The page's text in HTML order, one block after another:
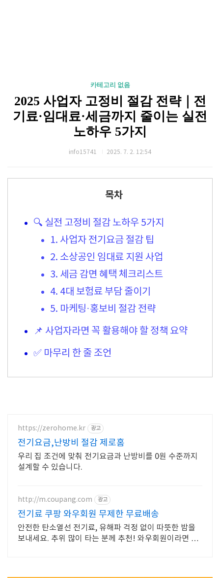
카테고리 없음
2025 사업자 고정비 절감 전략｜전
기료·임대료·세금까지 줄이는 실전
노하우 5가지
info15741 2025. 7. 2. 12:54
목차
🔍 실전 고정비 절감 노하우 5가지
1. 사업자 전기요금 절감 팁
2. 소상공인 임대료 지원 사업
3. 세금 감면 혜택 체크리스트
4. 4대 보험료 부담 줄이기
5. 마케팅·홍보비 절감 전략
📌 사업자라면 꼭 활용해야 할 정책 요약
✅ 마무리 한 줄 조언
https://zerohome.kr 광고
전기요금,난방비 절감 제로홈
우리 집 조건에 맞춰 전기요금과 난방비를 0원 수준까지
설계할 수 있습니다.
http://m.coupang.com 광고
전기료 쿠팡 와우회원 무제한 무료배송
안전한 탄소열선 전기료, 유해파 걱정 없이 따뜻한 밤을
보내세요. 추위 많이 타는 분께 추천! 와우회원이라면 30